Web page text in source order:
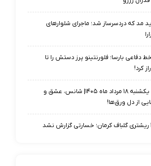
مد که دردسرساز شد؛ ماجرای شلوارهای
دفاعی بارسا؛ فلورنتینو پرز دستش را تا
کرد!
فال ورق یکشنبه ۱۸ مرداد ماه ۱۴۰۵| شانس، عشق و
از دل ورق‌ها!